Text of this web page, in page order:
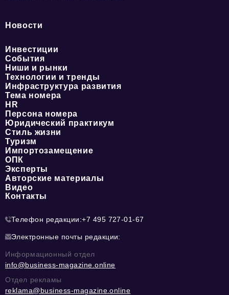
Новости
Инвестиции
События
Ниши и рынки
Технологии и тренды
Инфраструктура развития
Тема номера
HR
Персона номера
Юридический практикум
Стиль жизни
Туризм
Импортозамещение
ОПК
Эксперты
Авторские материалы
Видео
Контакты
Телефон редакции:+7 495 727-01-67
Электронные почты редакции:
Информационный отдел
info@business-magazine.online
Отдел рекламы
reklama@business-magazine.online